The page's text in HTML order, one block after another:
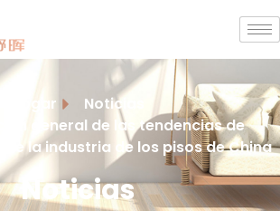
Hogar
Noticias
general de las tendencias de
la industria de los pisos de China
Noticias